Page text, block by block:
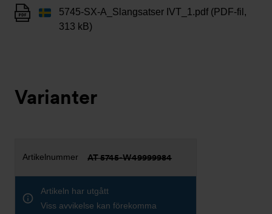
5745-SX-A_Slangsatser IVT_1.pdf (PDF-fil,
313 kB)
Varianter
AT 5745-W49999984
Artikeln har utgått
Viss avvikelse kan förekomma